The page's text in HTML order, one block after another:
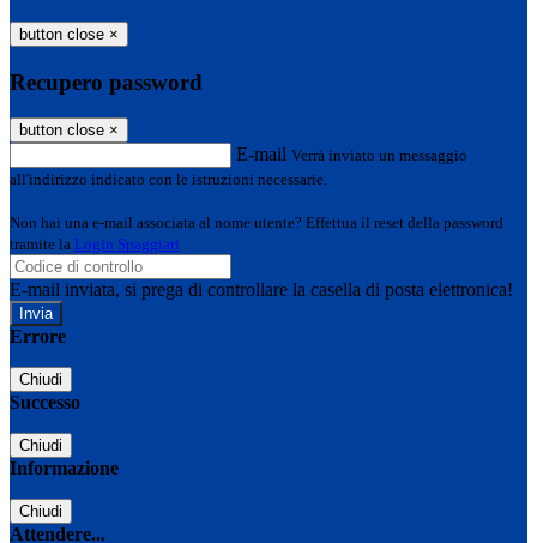
button close ×
Recupero password
button close ×
E-mail Verrà inviato un messaggio
all'indirizzo indicato con le istruzioni necessarie.
Non hai una e-mail associata al nome utente? Effettua il reset della password
tramite la Login Spaggiari
E-mail inviata, si prega di controllare la casella di posta elettronica!
Errore
Chiudi
Successo
Chiudi
Informazione
Chiudi
Attendere...